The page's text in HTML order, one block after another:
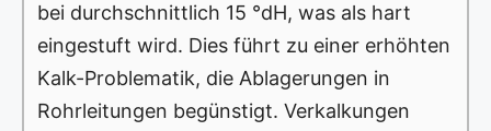
bei durchschnittlich 15 °dH, was als hart
eingestuft wird. Dies führt zu einer erhöhten
Kalk-Problematik, die Ablagerungen in
Rohrleitungen begünstigt. Verkalkungen